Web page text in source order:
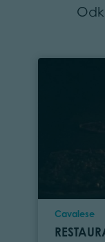
Location
Cavalese